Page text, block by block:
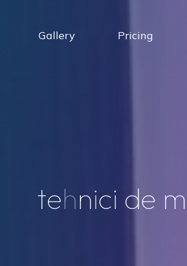
Gallery Pricing
tehnici de m